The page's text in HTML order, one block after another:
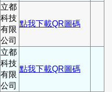
立都
科技
有限
公司
點我下載QR圖碼
立都
科技
有限
公司
點我下載QR圖碼